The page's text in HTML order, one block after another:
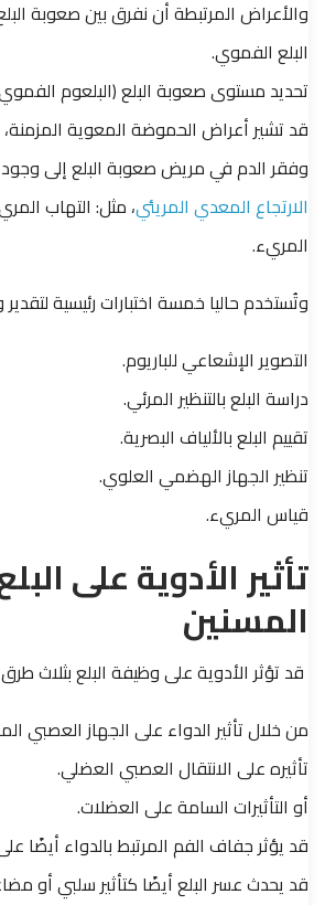
والأعراض المرتبطة أن نفرق بين صعوبة
البلع الفموي.
تحديد مستوى صعوبة البلع (البلعوم
قد تشير أعراض الحموضة المعوية
وفقر الدم في مريض صعوبة البلع إلى
الارتجاع المعدي المريئي، مثل: التهاب
المريء.
وتُستخدم حاليا خمسة اختبارات رئيسية
التصوير الإشعاعي للباريوم.
دراسة البلع بالتنظير المرئي.
تقييم البلع بالألياف البصرية.
تنظير الجهاز الهضمي العلوي.
قياس المريء.
تأثير الأدوية على
المسنين
قد تؤثر الأدوية على وظيفة البلع بثلاث
من خلال تأثير الدواء على الجهاز العصبي
تأثيره على الانتقال العصبي العضلي.
أو التأثيرات السامة على العضلات.
قد يؤثر جفاف الفم المرتبط بالدواء أيضًا
قد يحدث عسر البلع أيضًا كتأثير سلبي أو